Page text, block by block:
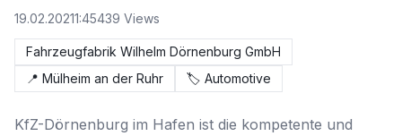
19.02.20211:45439 Views
Fahrzeugfabrik Wilhelm Dörnenburg GmbH
📍 Mülheim an der Ruhr 🏷️ Automotive
KfZ-Dörnenburg im Hafen ist die kompetente und